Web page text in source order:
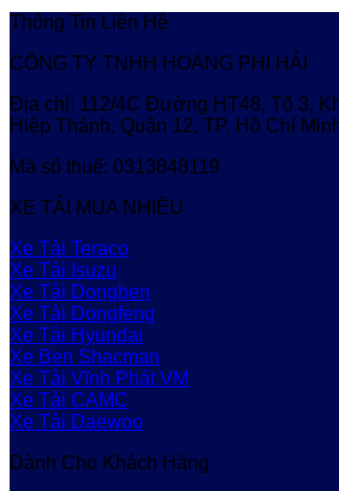
Thông Tin Liên Hệ
CÔNG TY TNHH HOÀNG PHI HẢI
Địa chỉ: 112/4C Đường HT48, Tổ 3,
Hiệp Thành, Quận 12, TP. Hồ Chí
Mã số thuế: 0313848119
XE TẢI MUA NHIỀU
Xe Tải Teraco
Xe Tải Isuzu
Xe Tải Dongben
Xe Tải Dongfeng
Xe Tải Hyundai
Xe Ben Shacman
Xe Tải Vĩnh Phát VM
Xe Tải CAMC
Xe Tải Daewoo
Dành Cho Khách Hàng